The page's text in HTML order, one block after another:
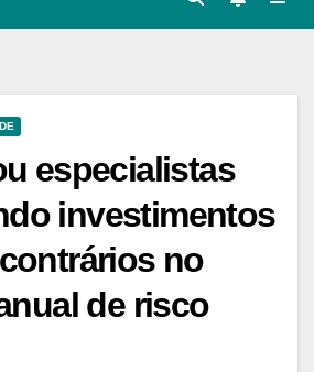
especialistas
investimentos
no
de risco